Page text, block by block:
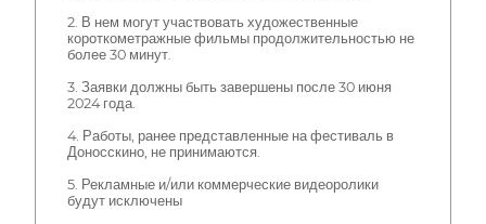
2. В нем могут участвовать художественные
короткометражные фильмы продолжительностью не
более 30 минут.
3. Заявки должны быть завершены после 30 июня
2024 года.
4. Работы, ранее представленные на фестиваль в
Доносскино, не принимаются.
5. Рекламные и/или коммерческие видеоролики
будут исключены